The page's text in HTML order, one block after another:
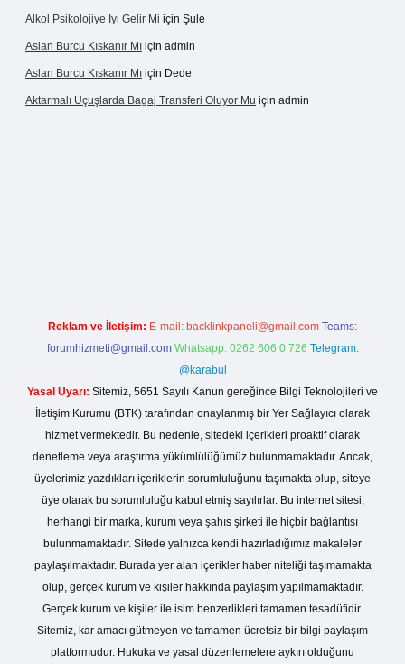
Alkol Psikolojiye Iyi Gelir Mi için Şule
Aslan Burcu Kıskanır Mı için admin
Aslan Burcu Kıskanır Mı için Dede
Aktarmalı Uçuşlarda Bagaj Transferi Oluyor Mu için admin
Reklam ve İletişim: E-mail: backlinkpaneli@gmail.com Teams:
forumhizmeti@gmail.com Whatsapp: 0262 606 0 726 Telegram:
@karabul
Yasal Uyarı: Sitemiz, 5651 Sayılı Kanun gereğince Bilgi Teknolojileri ve
İletişim Kurumu (BTK) tarafından onaylanmış bir Yer Sağlayıcı olarak
hizmet vermektedir. Bu nedenle, sitedeki içerikleri proaktif olarak
denetleme veya araştırma yükümlülüğümüz bulunmamaktadır. Ancak,
üyelerimiz yazdıkları içeriklerin sorumluluğunu taşımakta olup, siteye
üye olarak bu sorumluluğu kabul etmiş sayılırlar. Bu internet sitesi,
herhangi bir marka, kurum veya şahıs şirketi ile hiçbir bağlantısı
bulunmamaktadır. Sitede yalnızca kendi hazırladığımız makaleler
paylaşılmaktadır. Burada yer alan içerikler haber niteliği taşımamakta
olup, gerçek kurum ve kişiler hakkında paylaşım yapılmamaktadır.
Gerçek kurum ve kişiler ile isim benzerlikleri tamamen tesadüfidir.
Sitemiz, kar amacı gütmeyen ve tamamen ücretsiz bir bilgi paylaşım
platformudur. Hukuka ve yasal düzenlemelere aykırı olduğunu